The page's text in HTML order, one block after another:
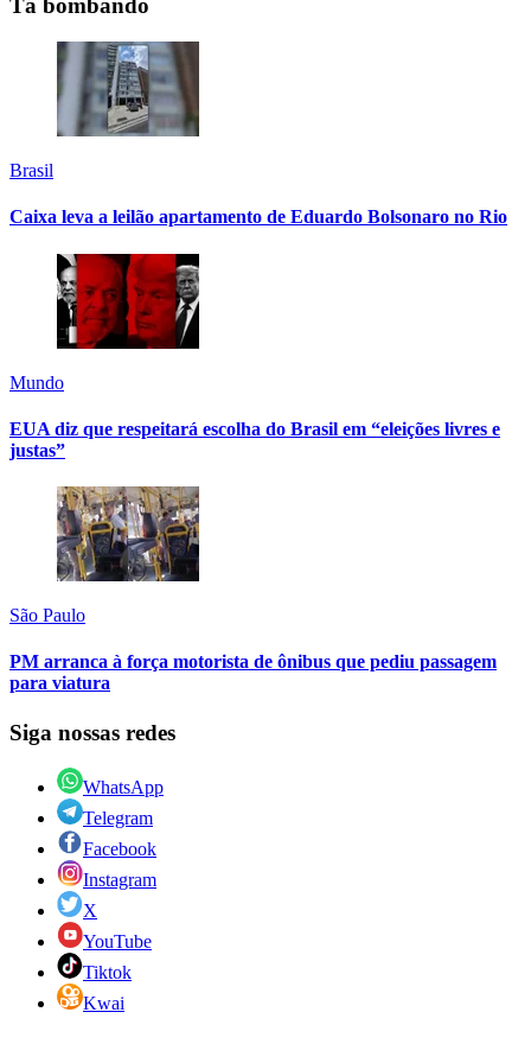
Tá bombando
Brasil
Caixa leva a leilão apartamento de Eduardo Bolsonaro no Rio
Mundo
EUA diz que respeitará escolha do Brasil em “eleições livres e
justas”
São Paulo
PM arranca à força motorista de ônibus que pediu passagem
para viatura
Siga nossas redes
WhatsApp
Telegram
Facebook
Instagram
X
YouTube
Tiktok
Kwai